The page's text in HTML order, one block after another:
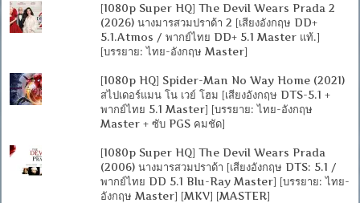
[1080p Super HQ] The Devil Wears Prada 2
(2026) นางมารสวมปราด้า 2 [เสียงอังกฤษ DD+
5.1.Atmos / พากย์ไทย DD+ 5.1 Master แท้.]
[บรรยาย: ไทย-อังกฤษ Master]
[1080p HQ] Spider-Man No Way Home (2021)
สไปเดอร์แมน โน เวย์ โฮม [เสียงอังกฤษ DTS-5.1 +
พากย์ไทย 5.1 Master] [บรรยาย: ไทย-อังกฤษ
Master + ซับ PGS คมชัด]
[1080p Super HQ] The Devil Wears Prada
(2006) นางมารสวมปราด้า [เสียงอังกฤษ DTS: 5.1 /
พากย์ไทย DD 5.1 Blu-Ray Master] [บรรยาย: ไทย-
อังกฤษ Master] [MKV] [MASTER]